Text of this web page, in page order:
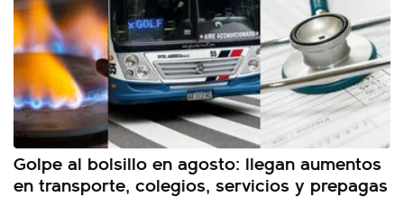
Golpe al bolsillo en agosto: llegan aumentos
en transporte, colegios, servicios y prepagas